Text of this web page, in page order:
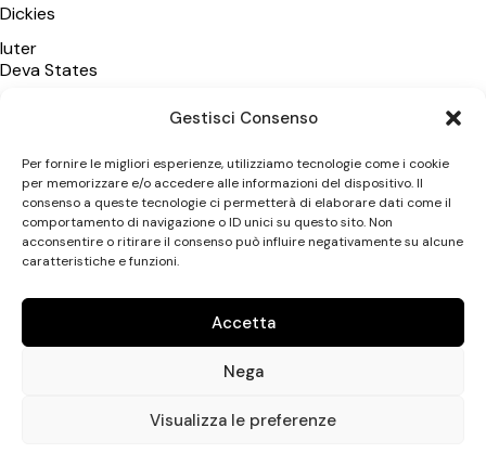
Gestisci Consenso
Per fornire le migliori esperienze, utilizziamo tecnologie come i cookie
per memorizzare e/o accedere alle informazioni del dispositivo. Il
consenso a queste tecnologie ci permetterà di elaborare dati come il
comportamento di navigazione o ID unici su questo sito. Non
acconsentire o ritirare il consenso può influire negativamente su alcune
caratteristiche e funzioni.
Accetta
Nega
Visualizza le preferenze
Dickies
Iuter
Deva States
Vans
New Amsterdam SA
Donna
Uptown Streetshop di Antonio Leonetti © 2026. All rights
reserved. P.IVA 07649650723 – Designed with love by